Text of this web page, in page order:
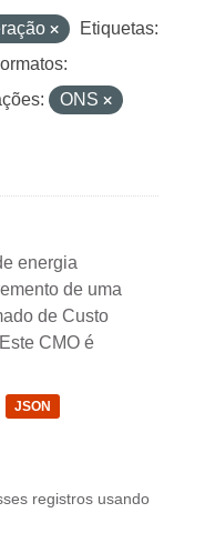
Etiquetas:
ONS
energia
de uma
de Custo
CMO é
JSON
registros usando